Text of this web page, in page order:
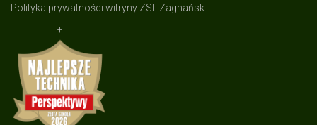
Polityka prywatności witryny ZSL Zagnańsk
+